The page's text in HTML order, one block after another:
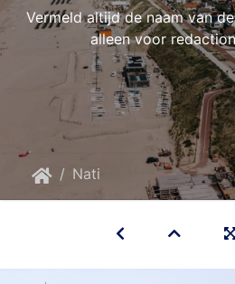
Vermeld altijd de naam van
alleen voor
Nationale Beach Competitie